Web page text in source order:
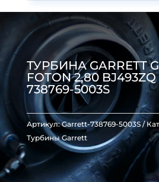
ТУРБИНА GARRETT
FOTON 2,80
738769-5003S
Артикул:Garrett-738769-5003S
Турбины Garrett